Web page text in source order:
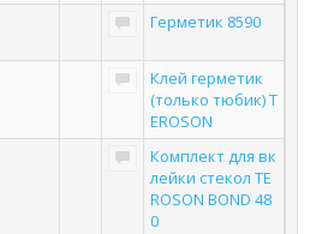
Герметик 8590
Клей герметик
(только тюбик) T
EROSON
Комплект для вк
лейки стекол TE
ROSON BOND 48
0